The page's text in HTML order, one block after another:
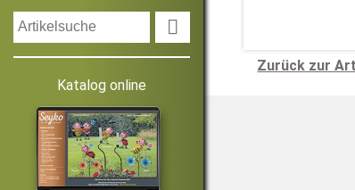

Katalog online
Zurück zur